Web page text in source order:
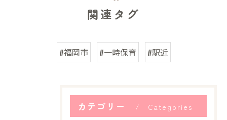
関連タグ
#福岡市 #一時保育 #駅近
カテゴリー Categories